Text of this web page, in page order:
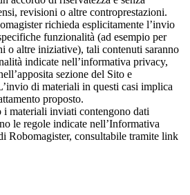
revisioni o altre controprestazioni.
richieda esplicitamente l’invio
funzionalità (ad esempio per
o altre iniziative), tali contenuti saranno
indicate nell’informativa privacy,
sezione del Sito e
di materiali in questi casi implica
proposto.
i materiali inviati contengono dati
le regole indicate nell’Informativa
Robomagister, consultabile tramite link